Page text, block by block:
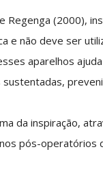
(2000),
e não deve ser
aparelhos
da inspiração,
pós-operatórios